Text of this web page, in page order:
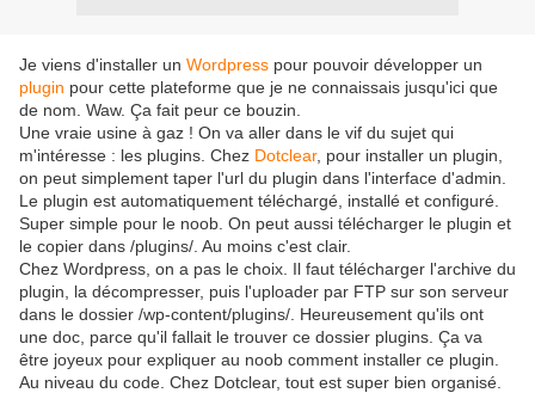
Je viens d'installer un Wordpress pour pouvoir développer un
plugin pour cette plateforme que je ne connaissais jusqu'ici que
de nom. Waw. Ça fait peur ce bouzin.
Une vraie usine à gaz ! On va aller dans le vif du sujet qui
m'intéresse : les plugins. Chez Dotclear, pour installer un plugin,
on peut simplement taper l'url du plugin dans l'interface d'admin.
Le plugin est automatiquement téléchargé, installé et configuré.
Super simple pour le noob. On peut aussi télécharger le plugin et
le copier dans /plugins/. Au moins c'est clair.
Chez Wordpress, on a pas le choix. Il faut télécharger l'archive du
plugin, la décompresser, puis l'uploader par FTP sur son serveur
dans le dossier /wp-content/plugins/. Heureusement qu'ils ont
une doc, parce qu'il fallait le trouver ce dossier plugins. Ça va
être joyeux pour expliquer au noob comment installer ce plugin.
Au niveau du code. Chez Dotclear, tout est super bien organisé.